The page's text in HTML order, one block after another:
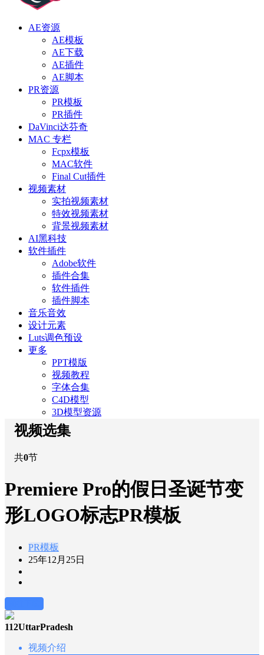
AE资源
AE模板
AE下载
AE插件
AE脚本
PR资源
PR模板
PR插件
DaVinci达芬奇
MAC 专栏
Fcpx模板
MAC软件
Final Cut插件
视频素材
实拍视频素材
特效视频素材
背景视频素材
AI黑科技
软件插件
Adobe软件
插件合集
软件插件
插件脚本
音乐音效
设计元素
Luts调色预设
更多
PPT模版
视频教程
字体合集
C4D模型
3D模型资源
视频选集
共0节
Premiere Pro的假日圣诞节变
形LOGO标志PR模板
PR模板
25年12月25日
112UttarPradesh
视频介绍